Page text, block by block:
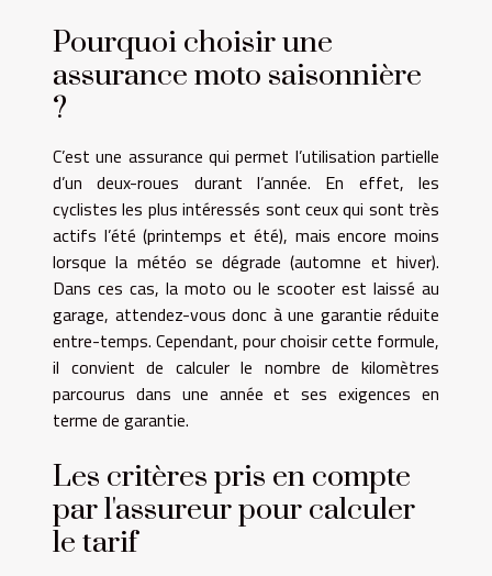
Pourquoi choisir une
assurance moto saisonnière
?
C’est une assurance qui permet l’utilisation partielle
d’un deux-roues durant l’année. En effet, les
cyclistes les plus intéressés sont ceux qui sont très
actifs l’été (printemps et été), mais encore moins
lorsque la météo se dégrade (automne et hiver).
Dans ces cas, la moto ou le scooter est laissé au
garage, attendez-vous donc à une garantie réduite
entre-temps. Cependant, pour choisir cette formule,
il convient de calculer le nombre de kilomètres
parcourus dans une année et ses exigences en
terme de garantie.
Les critères pris en compte
par l'assureur pour calculer
le tarif